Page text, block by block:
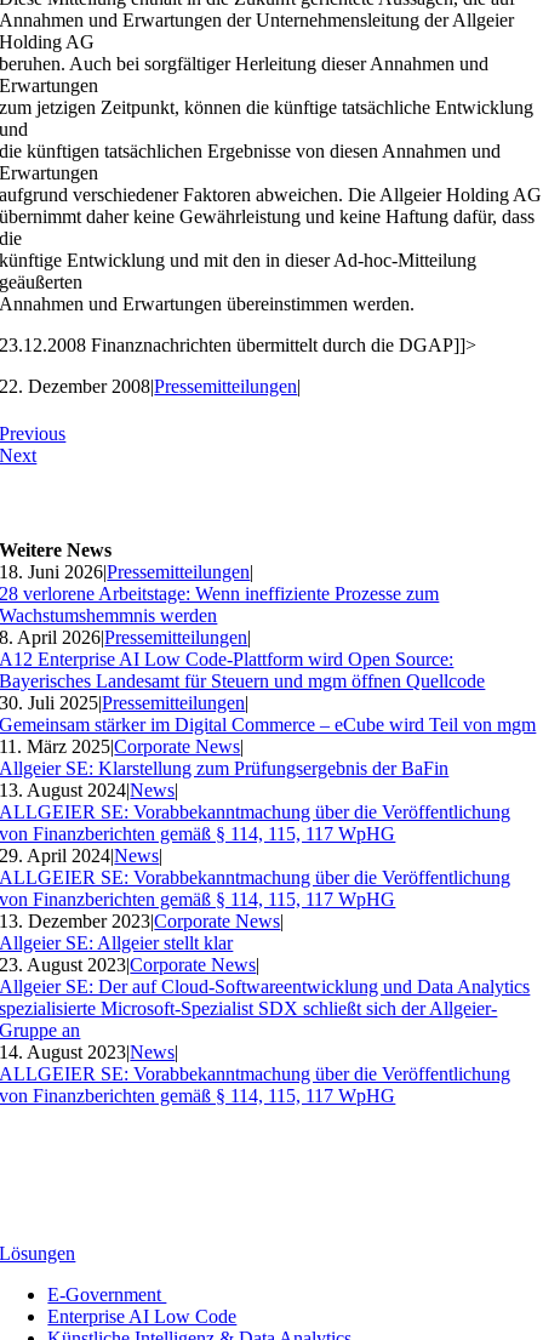
Annahmen und Erwartungen der Unternehmensleitung der Allgeier
Holding AG
beruhen. Auch bei sorgfältiger Herleitung dieser Annahmen und
Erwartungen
zum jetzigen Zeitpunkt, können die künftige tatsächliche Entwicklung
und
die künftigen tatsächlichen Ergebnisse von diesen Annahmen und
Erwartungen
aufgrund verschiedener Faktoren abweichen. Die Allgeier Holding AG
übernimmt daher keine Gewährleistung und keine Haftung dafür, dass
die
künftige Entwicklung und mit den in dieser Ad-hoc-Mitteilung
geäußerten
Annahmen und Erwartungen übereinstimmen werden.
23.12.2008 Finanznachrichten übermittelt durch die DGAP]]>
22. Dezember 2008|Pressemitteilungen|
Previous
Next
Weitere News
18. Juni 2026|Pressemitteilungen|
28 verlorene Arbeitstage: Wenn ineffiziente Prozesse zum
Wachstumshemmnis werden
8. April 2026|Pressemitteilungen|
A12 Enterprise AI Low Code-Plattform wird Open Source:
Bayerisches Landesamt für Steuern und mgm öffnen Quellcode
30. Juli 2025|Pressemitteilungen|
Gemeinsam stärker im Digital Commerce – eCube wird Teil von mgm
11. März 2025|Corporate News|
Allgeier SE: Klarstellung zum Prüfungsergebnis der BaFin
13. August 2024|News|
ALLGEIER SE: Vorabbekanntmachung über die Veröffentlichung
von Finanzberichten gemäß § 114, 115, 117 WpHG
29. April 2024|News|
ALLGEIER SE: Vorabbekanntmachung über die Veröffentlichung
von Finanzberichten gemäß § 114, 115, 117 WpHG
13. Dezember 2023|Corporate News|
Allgeier SE: Allgeier stellt klar
23. August 2023|Corporate News|
Allgeier SE: Der auf Cloud-Softwareentwicklung und Data Analytics
spezialisierte Microsoft-Spezialist SDX schließt sich der Allgeier-
Gruppe an
14. August 2023|News|
ALLGEIER SE: Vorabbekanntmachung über die Veröffentlichung
von Finanzberichten gemäß § 114, 115, 117 WpHG
Lösungen
E-Government
Enterprise AI Low Code